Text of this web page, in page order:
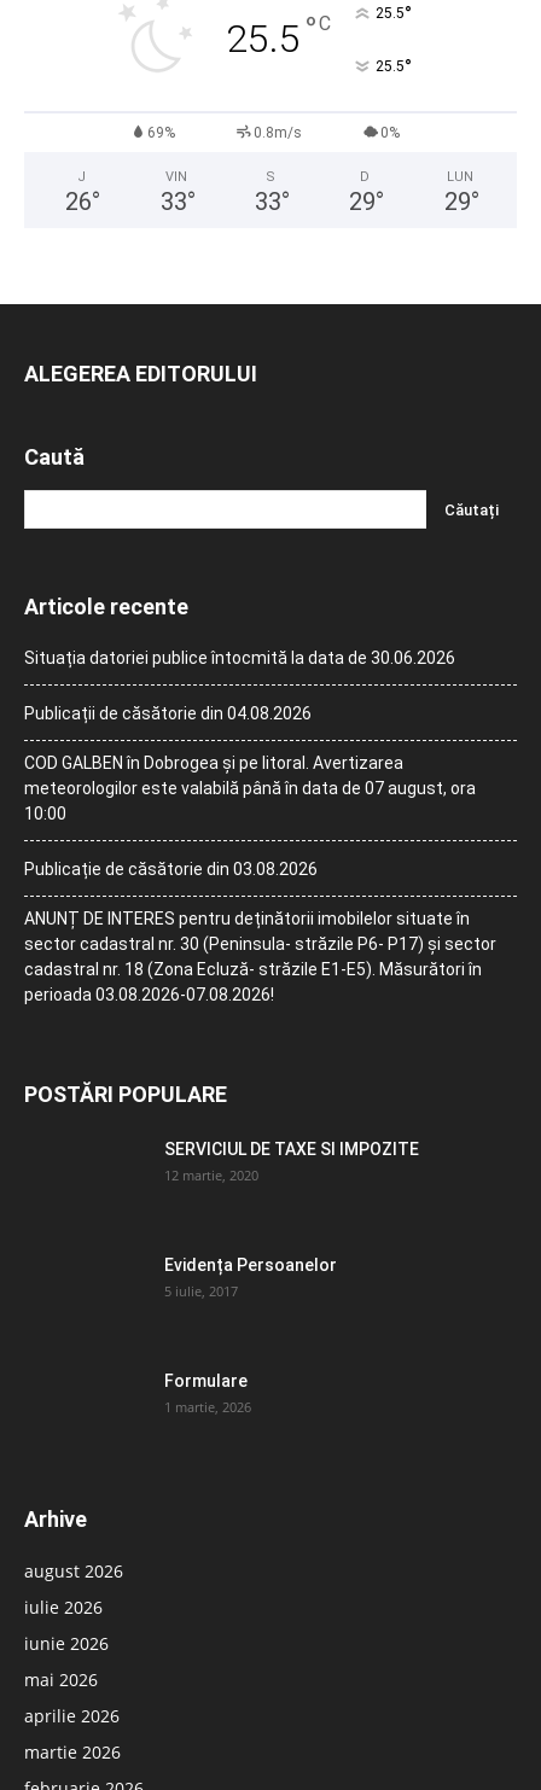
25.5 °C 25.5°
25.5°
69% 0.8m/s 0%
J
26°
VIN
33°
S
33°
D
29°
LUN
29°
ALEGEREA EDITORULUI
Caută
Articole recente
Situația datoriei publice întocmită la data de 30.06.2026
Publicații de căsătorie din 04.08.2026
COD GALBEN în Dobrogea și pe litoral. Avertizarea
meteorologilor este valabilă până în data de 07 august, ora
10:00
Publicație de căsătorie din 03.08.2026
ANUNȚ DE INTERES pentru deținătorii imobilelor situate în
sector cadastral nr. 30 (Peninsula- străzile P6- P17) și sector
cadastral nr. 18 (Zona Ecluză- străzile E1-E5). Măsurători în
perioada 03.08.2026-07.08.2026!
POSTĂRI POPULARE
SERVICIUL DE TAXE SI IMPOZITE
12 martie, 2020
Evidența Persoanelor
5 iulie, 2017
Formulare
1 martie, 2026
Arhive
august 2026
iulie 2026
iunie 2026
mai 2026
aprilie 2026
martie 2026